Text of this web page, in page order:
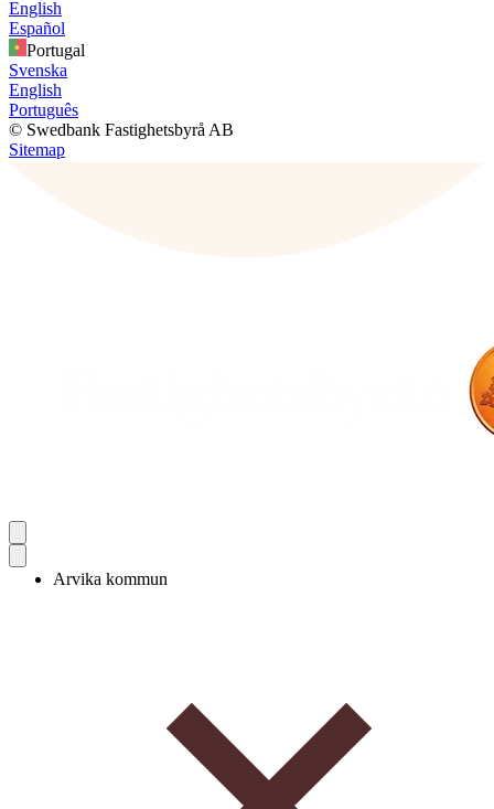
English
Español
Portugal
Svenska
English
Português
© Swedbank Fastighetsbyrå AB
Sitemap
Arvika kommun